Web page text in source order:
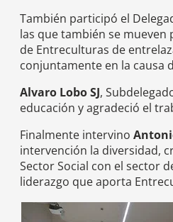
También participó el
las que también se
de Entreculturas de
conjuntamente en la causa
Alvaro Lobo SJ,
educación y agradeció el
Finalmente intervino
intervención la diversidad,
Sector Social con el sector
liderazgo que aporta